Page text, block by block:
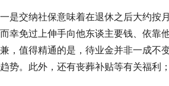
一是交纳社保意味着在退休之后大约按
而幸免过上伸手向他东谈主要钱、依靠
兼，值得精通的是，待业金并非一成不
趋势。此外，还有丧葬补贴等有关福利；